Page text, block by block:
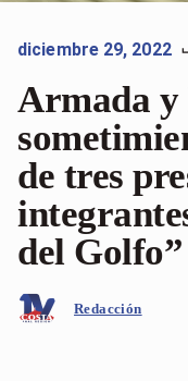
diciembre 29, 2022
Armada
de tres
del Golfo”
Redacción